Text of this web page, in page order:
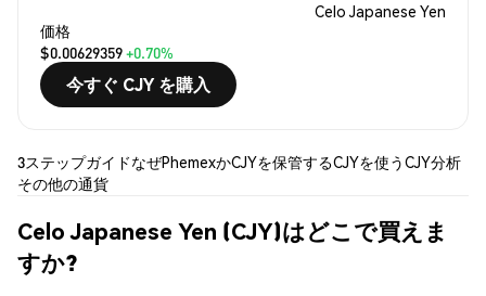
Celo Japanese Yen
価格
$0.00629359+0.70%
今すぐ CJY を購入
3ステップガイドなぜPhemexかCJYを保管するCJYを使うCJY分析
その他の通貨
Celo Japanese Yen (CJY)はどこで買えま
すか?